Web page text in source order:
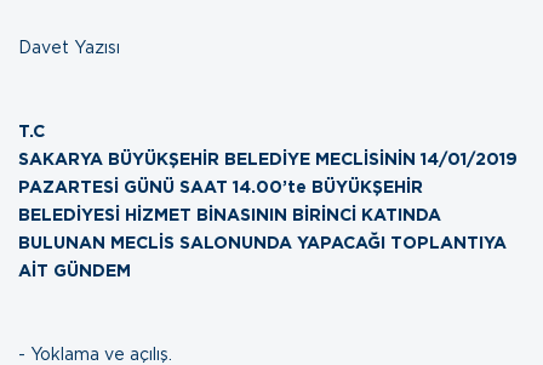
Davet Yazısı
T.C
SAKARYA BÜYÜKŞEHİR BELEDİYE MECLİSİNİN 14/01/2019
PAZARTESİ GÜNÜ SAAT 14.00’te BÜYÜKŞEHİR
BELEDİYESİ HİZMET BİNASININ BİRİNCİ KATINDA
BULUNAN MECLİS SALONUNDA YAPACAĞI TOPLANTIYA
AİT GÜNDEM
- Yoklama ve açılış.